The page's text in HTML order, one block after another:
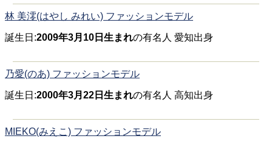
林 美澪(はやし みれい) ファッションモデル
誕生日:2009年3月10日生まれの有名人 愛知出身
乃愛(のあ) ファッションモデル
誕生日:2000年3月22日生まれの有名人 高知出身
MIEKO(みえこ) ファッションモデル